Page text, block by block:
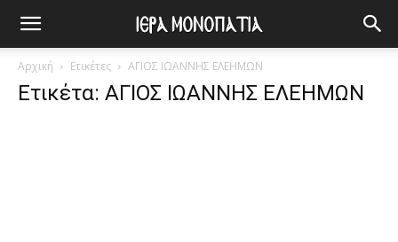
Αρχική Ετικέτες ΑΓΙΟΣ ΙΩΑΝΝΗΣ ΕΛΕΗΜΩΝ
Ετικέτα: ΑΓΙΟΣ ΙΩΑΝΝΗΣ ΕΛΕΗΜΩΝ